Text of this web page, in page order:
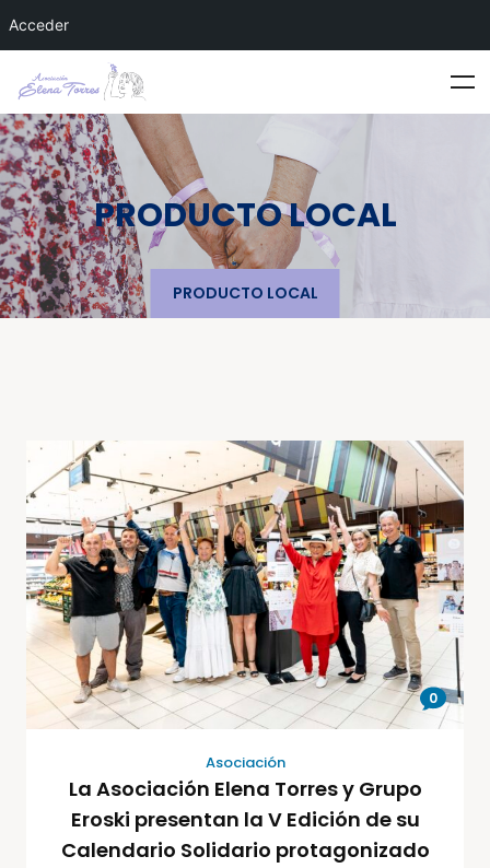
PRODUCTO LOCAL
PRODUCTO LOCAL
0
Asociación
La Asociación Elena Torres y Grupo
Eroski presentan la V Edición de su
Calendario Solidario protagonizado
Acceder